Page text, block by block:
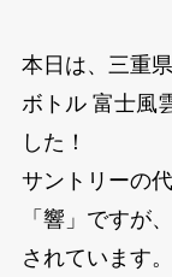
本日は、三重
ボトル 富士風
した！
サントリーの
「響」ですが
されています